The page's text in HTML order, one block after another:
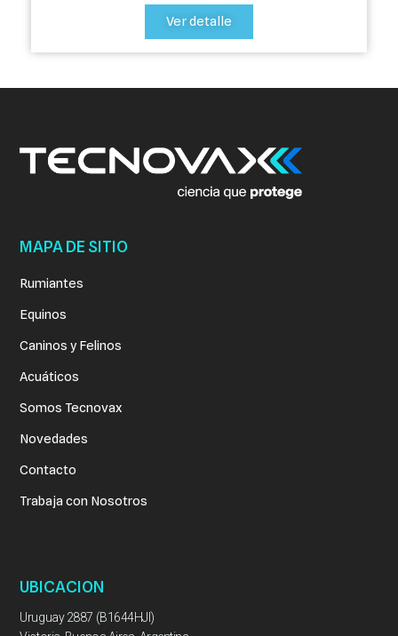
Ver detalle
MAPA DE SITIO
Rumiantes
Equinos
Caninos y Felinos
Acuáticos
Somos Tecnovax
Novedades
Contacto
Trabaja con Nosotros
UBICACION
Uruguay 2887 (B1644HJI)